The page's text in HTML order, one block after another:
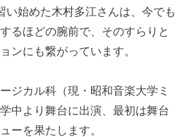
い始めた木村多江さんは、今でも
るほどの腕前で、そのすらりと
ンにも繋がっています。
ジカル科（現・昭和音楽大学ミ
中より舞台に出演、最初は舞台
ーを果たします。